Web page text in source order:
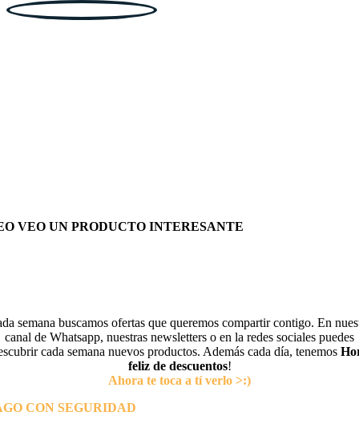
VEO UN PRODUCTO INTERESANTE
semana buscamos ofertas que queremos compartir contigo. En
canal de Whatsapp, nuestras newsletters o en la redes sociales puedes
cada semana nuevos productos. Además cada día, tenemos
feliz de descuentos!
Ahora te toca a tí verlo >:)
CON SEGURIDAD